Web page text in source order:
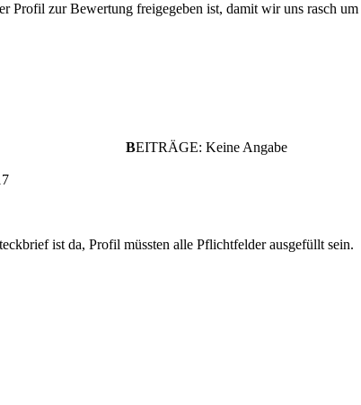
Profil zur Bewertung freigegeben ist, damit wir uns rasch
BEITRÄGE: Keine Angabe
ist da, Profil müssten alle Pflichtfelder ausgefüllt sein.